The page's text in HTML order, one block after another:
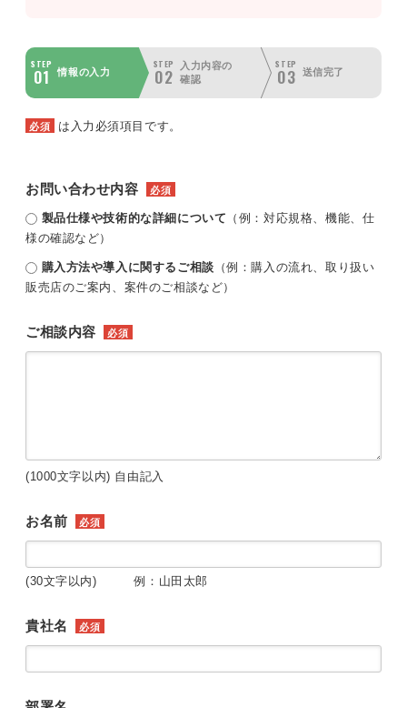
STEP
01 情報の入力
STEP
02
入力内容の
確認
STEP
03 送信完了
必須 は入力必須項目です。
お問い合わせ内容 必須
製品仕様や技術的な詳細について （例：対応規格、機能、仕
様の確認など）
購入方法や導入に関するご相談 （例：購入の流れ、取り扱い
販売店のご案内、案件のご相談など）
ご相談内容 必須
(1000文字以内) 自由記入
お名前 必須
(30文字以内) 例：山田太郎
貴社名 必須